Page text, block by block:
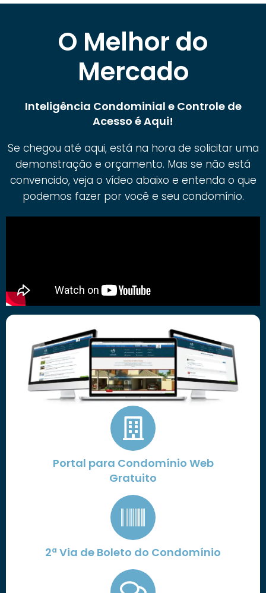
O Melhor do
Mercado
Inteligência Condominial e Controle de
Acesso é Aqui!
Se chegou até aqui, está na hora de solicitar uma
demonstração e orçamento. Mas se não está
convencido, veja o vídeo abaixo e entenda o que
podemos fazer por você e seu condomínio.
Portal para Condomínio Web
Gratuito
2ª Via de Boleto do Condomínio